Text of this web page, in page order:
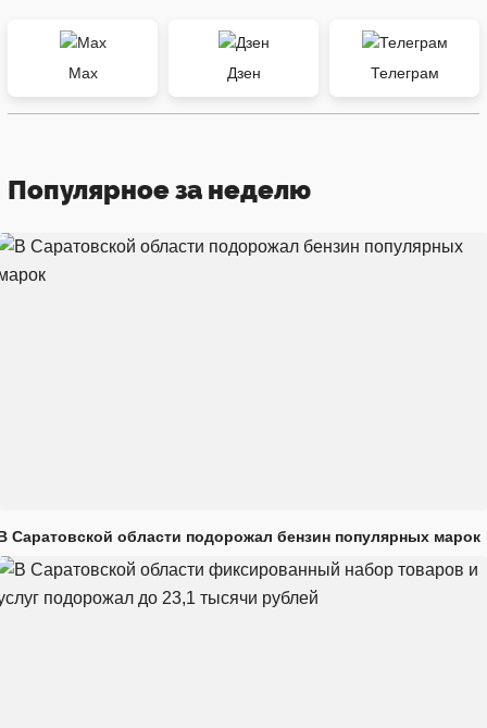
Max Дзен Телеграм
Популярное за неделю
Саратовской области подорожал бензин популярных марок